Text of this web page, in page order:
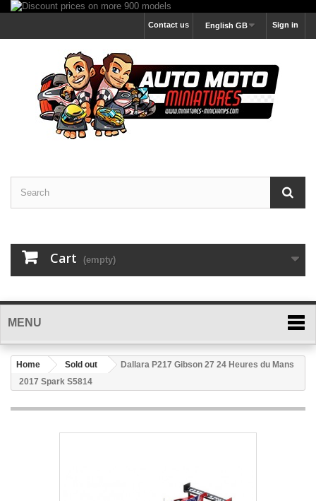
Sign in
English GB
Contact us
Cart (empty)
MENU
Home Sold out
Dallara P217 Gibson 27 24 Heures du Mans
2017 Spark S5814